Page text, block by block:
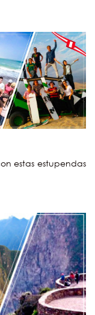
estas estupendas